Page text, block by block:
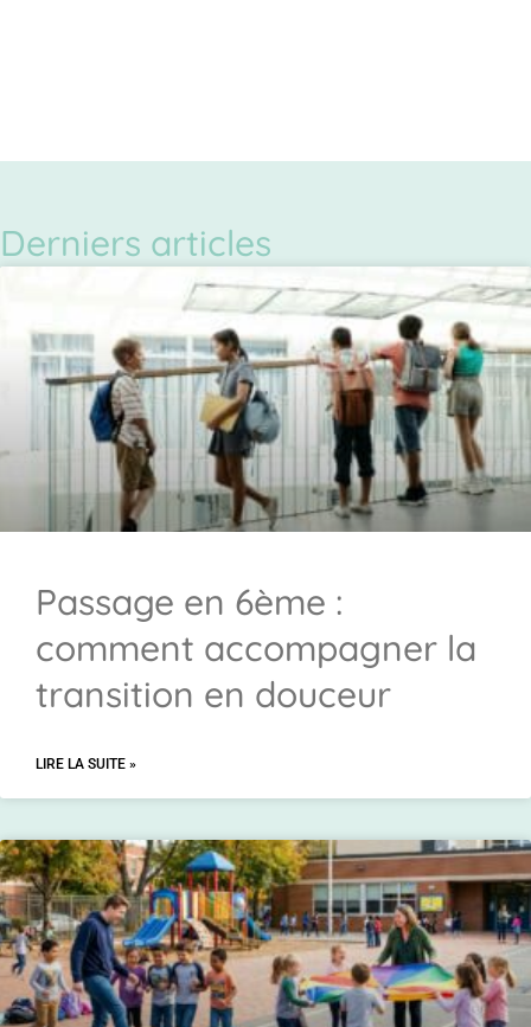
Derniers articles
Passage en 6ème :
comment accompagner la
transition en douceur
LIRE LA SUITE »